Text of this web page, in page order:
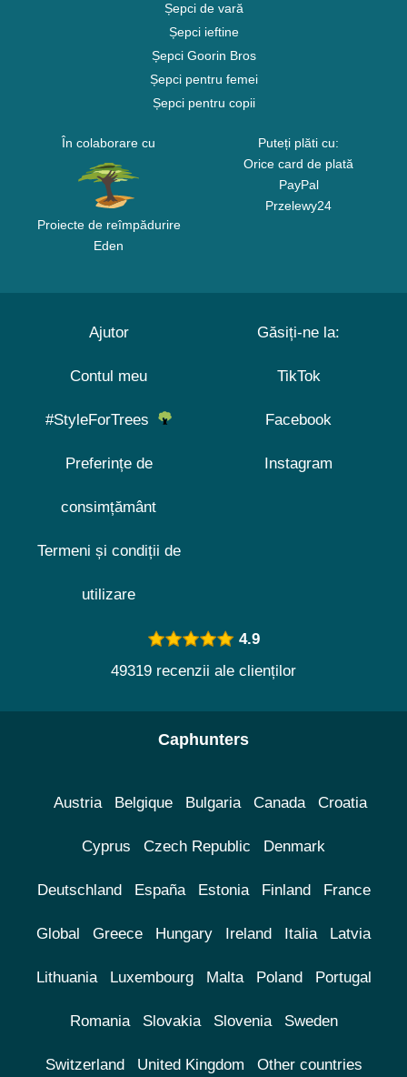
Șepci de vară
Șepci ieftine
Șepci Goorin Bros
Șepci pentru femei
Șepci pentru copii
În colaborare cu
Proiecte de reîmpădurire
Eden
Puteți plăti cu:
Orice card de plată
PayPal
Przelewy24
Ajutor
Contul meu
#StyleForTrees
Preferințe de
consimțământ
Termeni și condiții de
utilizare
Găsiți-ne la:
TikTok
Facebook
Instagram
4.9
49319 recenzii ale clienților
Caphunters
Austria Belgique Bulgaria Canada Croatia
Cyprus Czech Republic Denmark
Deutschland España Estonia Finland France
Global Greece Hungary Ireland Italia Latvia
Lithuania Luxembourg Malta Poland Portugal
Romania Slovakia Slovenia Sweden
Switzerland United Kingdom Other countries